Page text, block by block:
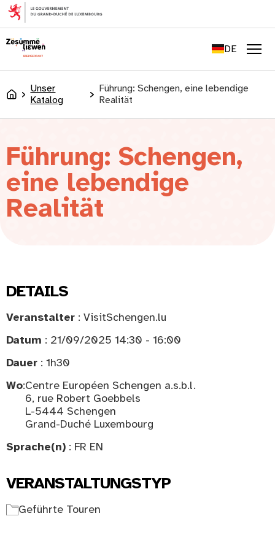
springen
DE
LU
Accueil
Unser
Katalog
Führung: Schengen, eine lebendige
Realität
Führung: Schengen,
eine lebendige
Realität
DETAILS
Veranstalter : VisitSchengen.lu
Datum : 21/09/2025 14:30 - 16:00
Dauer : 1h30
Wo:Centre Européen Schengen a.s.b.l.
6, rue Robert Goebbels
L-5444 Schengen
Grand-Duché Luxembourg
Sprache(n) : FR EN
VERANSTALTUNGSTYP
Geführte Touren